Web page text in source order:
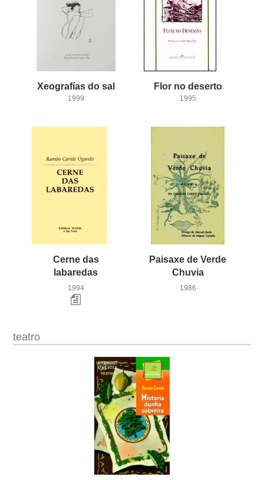
Xeografías do sal
1999
Flor no deserto
1995
Cerne das
labaredas
1994
Paisaxe de Verde
Chuvia
1986
teatro